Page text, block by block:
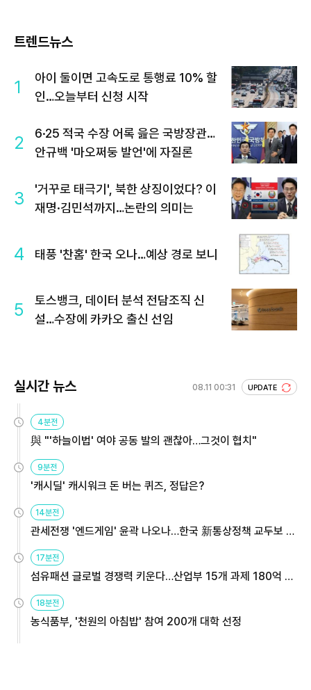
트렌드뉴스
1
아이 둘이면 고속도로 통행료 10% 할
인…오늘부터 신청 시작
2
6·25 적국 수장 어록 읊은 국방장관…
안규백 '마오쩌둥 발언'에 자질론
3
'거꾸로 태극기', 북한 상징이었다? 이
재명·김민석까지…논란의 의미는
4 태풍 '찬홈' 한국 오나…예상 경로 보니
5
토스뱅크, 데이터 분석 전담조직 신
설…수장에 카카오 출신 선임
실시간 뉴스 08.11 00:31 UPDATE
4분전
與 "'하늘이법' 여야 공동 발의 괜찮아…그것이 협치"
9분전
'캐시딜' 캐시워크 돈 버는 퀴즈, 정답은?
14분전
관세전쟁 '엔드게임' 윤곽 나오나…한국 新통상정책 교두보 활
용해야
17분전
섬유패션 글로벌 경쟁력 키운다…산업부 15개 과제 180억 지
원
18분전
농식품부, '천원의 아침밥' 참여 200개 대학 선정